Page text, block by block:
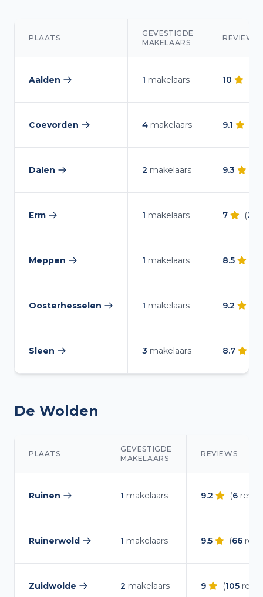
PLAATS
GEVESTIGDE
MAKELAARS
REVIEWS
Aalden
— makelaars vergelijken 1 makelaars 10
Coevorden
— makelaars vergelijken 4 makelaars 9.1
Dalen
— makelaars vergelijken 2 makelaars 9.3
Erm
— makelaars vergelijken 1 makelaars 7 (2
Meppen
— makelaars vergelijken 1 makelaars 8.5
Oosterhesselen
— makelaars vergelijken 1 makelaars 9.2
Sleen
— makelaars vergelijken 3 makelaars 8.7
De Wolden
PLAATS
GEVESTIGDE
MAKELAARS
REVIEWS
Ruinen
— makelaars vergelijken
1 makelaars 9.2 (6
Ruinerwold
— makelaars vergelijken
1 makelaars 9.5 (66
Zuidwolde
— makelaars vergelijken
2 makelaars 9 (105